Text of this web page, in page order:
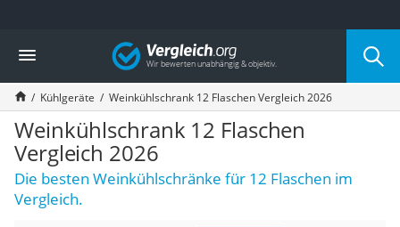
Die beliebtesten Vergleiche nach Kategorie
Haushalt
Wassersprudler
Zentralstaubsauger
Brotbackautomat
Wischroboter
Wäschespinne
Industriestaubsauger
Spülmaschinentabs
Vergleich
Kühlgeräte Weinkühlschrank 12 Flaschen Vergleich 2026
Weinkühlschrank 12 Flaschen
Vergleich 2026
Die besten Weinkühlschränke für 12 Flaschen im
Vergleich.